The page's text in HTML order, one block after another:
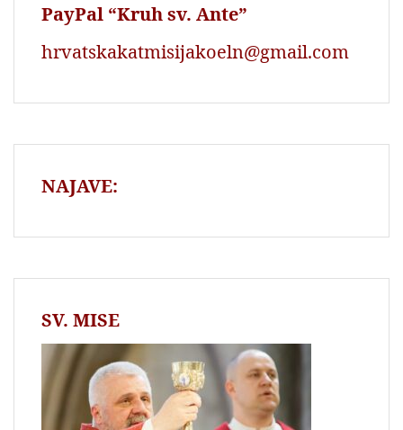
PayPal “Kruh sv. Ante”
hrvatskakatmisijakoeln@gmail.com
NAJAVE:
SV. MISE